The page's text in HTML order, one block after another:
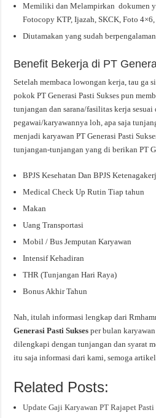
Memiliki dan Melampirkan dokumen
Fotocopy KTP, Ijazah, SKCK, Foto
Diutamakan yang sudah
Benefit Bekerja di PT
Setelah membaca lowongan kerja, tau ga
pokok PT Generasi Pasti Sukses pun
tunjangan dan sarana/fasilitas kerja sesuai
pegawai/karyawannya loh, apa saja
menjadi karyawan PT Generasi Pasti
tunjangan-tunjangan yang di berikan PT
BPJS Kesehatan Dan BPJS
Medical Check Up Rutin Tiap tahun
Makan
Uang Transportasi
Mobil / Bus Jemputan Karyawan
Intensif Kehadiran
THR (Tunjangan Hari Raya)
Bonus Akhir Tahun
Nah, itulah informasi lengkap dari
Generasi Pasti Suksesper bulan
dilengkapi dengan tunjangan dan syarat
itu saja informasi dari kami, semoga artikel
Related Posts:
Update Gaji Karyawan PT Rajapet Pasti